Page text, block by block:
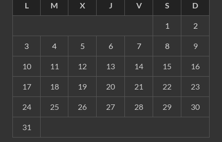
L
M X J V S D
1 2
3 4 5 6 7 8 9
10 11 12 13 14 15 16
17 18 19 20 21 22 23
24 25 26 27 28 29 30
31